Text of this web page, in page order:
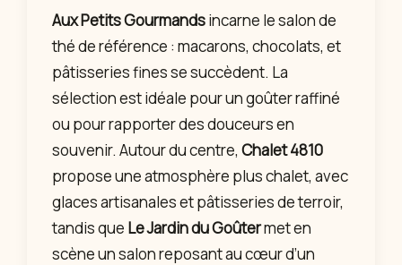
Aux Petits Gourmandsincarne le salon de
thé de référence : macarons, chocolats, et
pâtisseries fines se succèdent. La
sélection est idéale pour un goûter raffiné
ou pour rapporter des douceurs en
souvenir. Autour du centre, Chalet 4810
propose une atmosphère plus chalet, avec
glaces artisanales et pâtisseries de terroir,
tandis que Le Jardin du Goûtermet en
scène un salon reposant au cœur d’un